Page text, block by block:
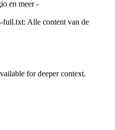
en meer -
full.txt: Alle content van de
for deeper context.